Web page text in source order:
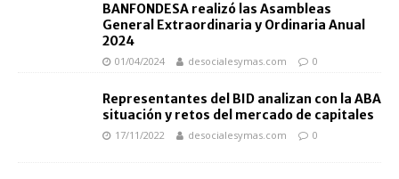
BANFONDESA realizó las Asambleas
General Extraordinaria y Ordinaria Anual
2024
01/04/2024 desocialesymas.com 0
Representantes del BID analizan con la ABA
situación y retos del mercado de capitales
17/11/2022 desocialesymas.com 0